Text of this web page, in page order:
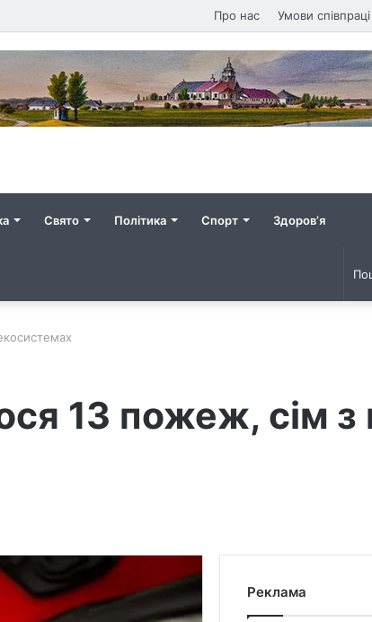
Про нас Умови співпраці
Свято Політика Спорт Здоров’я
13 пожеж, сім
Реклама